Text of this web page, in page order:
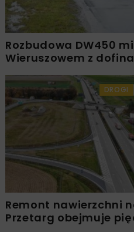
Rozbudowa DW450
Wieruszowem z
DROGI
Remont nawierzchni
Przetarg obejmuje